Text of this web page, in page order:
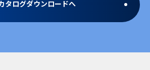
タログダウンロードへ